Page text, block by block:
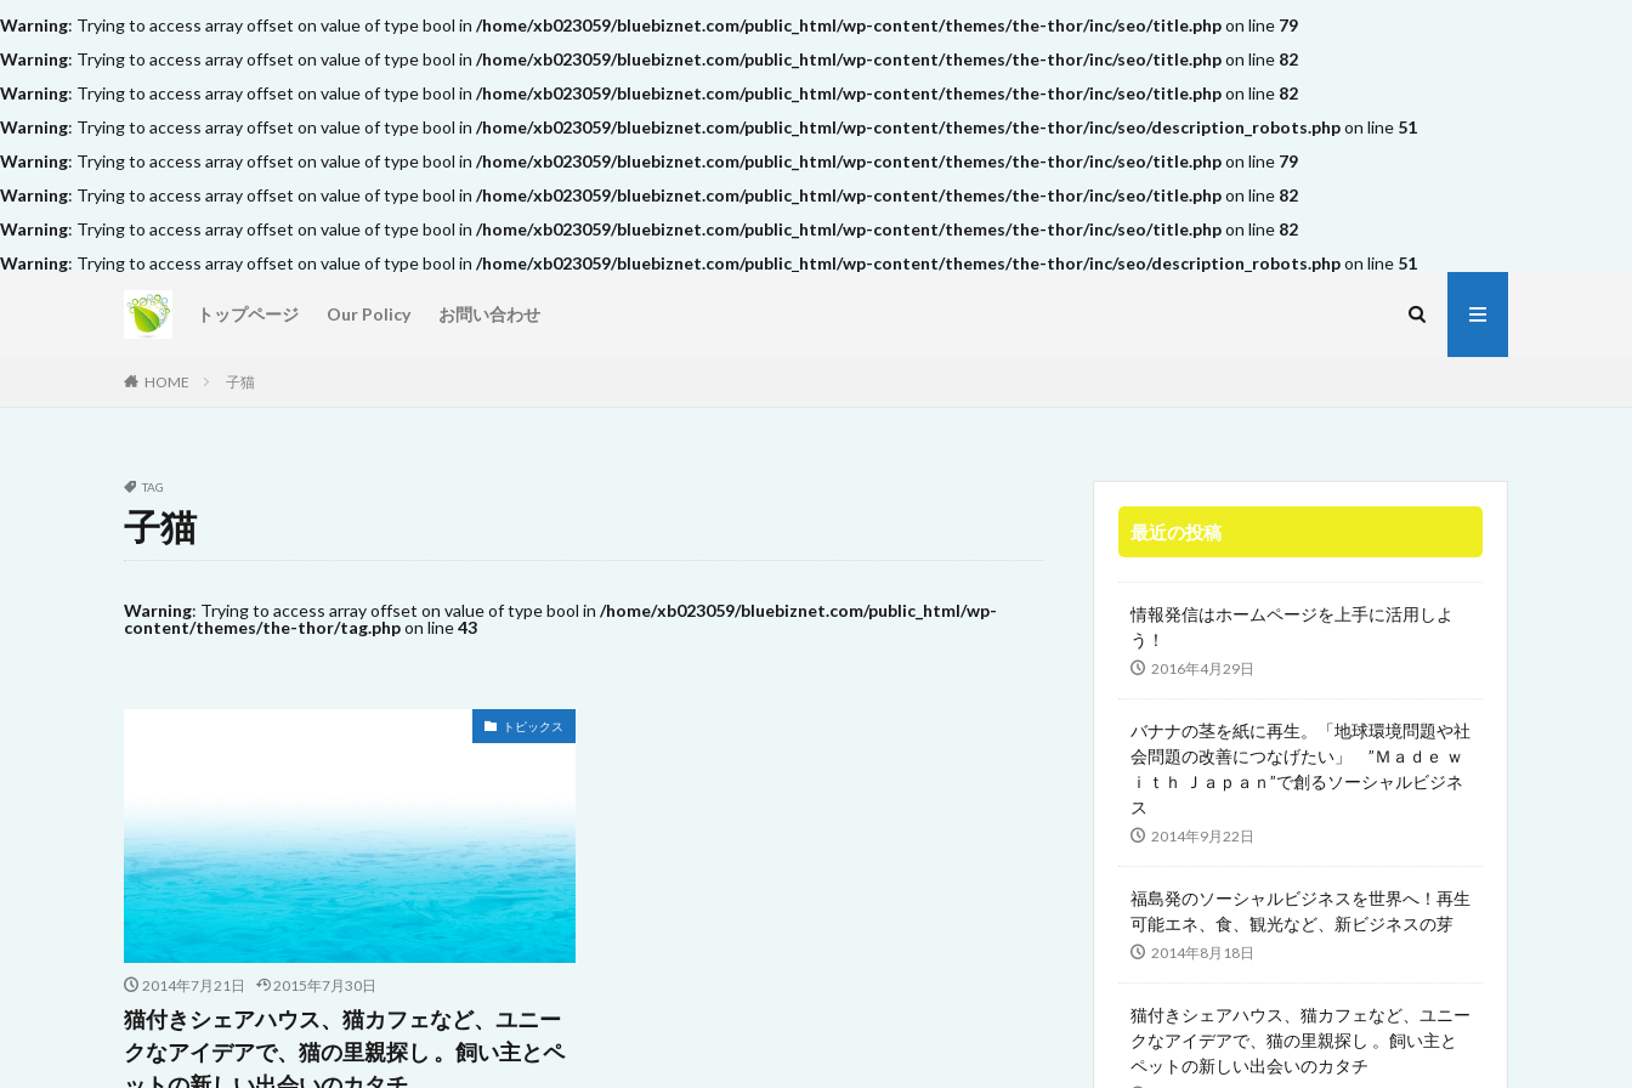
Warning: Trying to access array offset on value of type bool in /home/xb023059/bluebiznet.com/public_html/wp-content/themes/the-thor/inc/seo/title.phpon line 79
Warning: Trying to access array offset on value of type bool in /home/xb023059/bluebiznet.com/public_html/wp-content/themes/the-thor/inc/seo/title.phpon line 82
Warning: Trying to access array offset on value of type bool in /home/xb023059/bluebiznet.com/public_html/wp-content/themes/the-thor/inc/seo/title.phpon line 82
Warning: Trying to access array offset on value of type bool in /home/xb023059/bluebiznet.com/public_html/wp-content/themes/the-thor/inc/seo/description_robots.phpon line 51
Warning: Trying to access array offset on value of type bool in /home/xb023059/bluebiznet.com/public_html/wp-content/themes/the-thor/inc/seo/title.phpon line 79
Warning: Trying to access array offset on value of type bool in /home/xb023059/bluebiznet.com/public_html/wp-content/themes/the-thor/inc/seo/title.phpon line 82
Warning: Trying to access array offset on value of type bool in /home/xb023059/bluebiznet.com/public_html/wp-content/themes/the-thor/inc/seo/title.phpon line 82
Warning: Trying to access array offset on value of type bool in /home/xb023059/bluebiznet.com/public_html/wp-content/themes/the-thor/inc/seo/description_robots.phpon line 51
トップページ Our Policy お問い合わせ
HOME 子猫
TAG
子猫
Warning: Trying to access array offset on value of type bool in /home/xb023059/bluebiznet.com/public_html/wp-
content/themes/the-thor/tag.phpon line43
トピックス
2014年7月21日 2015年7月30日
猫付きシェアハウス、猫カフェなど、ユニー
クなアイデアで、猫の里親探し 。飼い主とペ
最近の投稿
情報発信はホームページを上手に活用しよ
う！
2016年4月29日
バナナの茎を紙に再生。「地球環境問題や社
会問題の改善につなげたい」 ”Ｍａｄｅ ｗ
ｉｔｈ Ｊａｐａｎ”で創るソーシャルビジネ
ス
2014年9月22日
福島発のソーシャルビジネスを世界へ！再生
可能エネ、食、観光など、新ビジネスの芽
2014年8月18日
猫付きシェアハウス、猫カフェなど、ユニー
クなアイデアで、猫の里親探し 。飼い主と
ペットの新しい出会いのカタチ